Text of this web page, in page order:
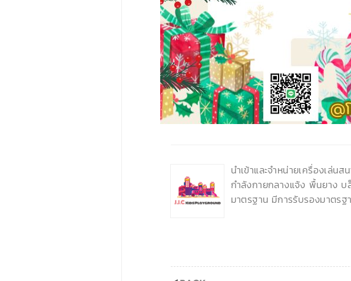
นำเข้าและจำหน่ายเครื่องเล่
กำลังกายกลางแจ้ง พื้นยาง
มาตรฐาน มีการรับรองมาตร